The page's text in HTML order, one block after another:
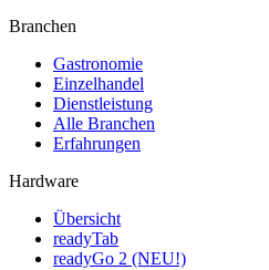
Branchen
Gastronomie
Einzelhandel
Dienstleistung
Alle Branchen
Erfahrungen
Hardware
Übersicht
readyTab
readyGo 2 (NEU!)